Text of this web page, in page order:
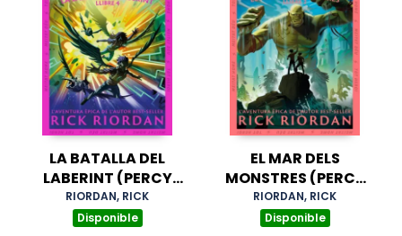
LA BATALLA DEL
LABERINT (PERCY
JACKSON I ELS DÉUS
DE L'OLIMP 4)
RIORDAN, RICK
Disponible
EL MAR DELS
MONSTRES (PERCY
JACKSON I ELS DÉUS
DE L'OLIMP 2)
RIORDAN, RICK
Disponible